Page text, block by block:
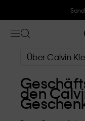
Folge
Über Calvin
den